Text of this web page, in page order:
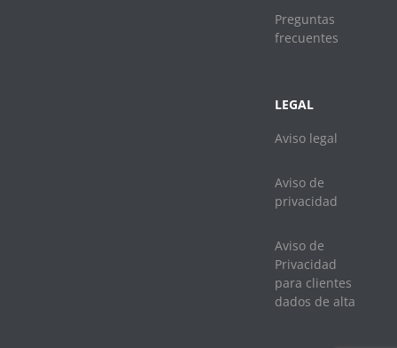
Preguntas
frecuentes
LEGAL
Aviso legal
Aviso de
privacidad
Aviso de
Privacidad
para clientes
dados de alta